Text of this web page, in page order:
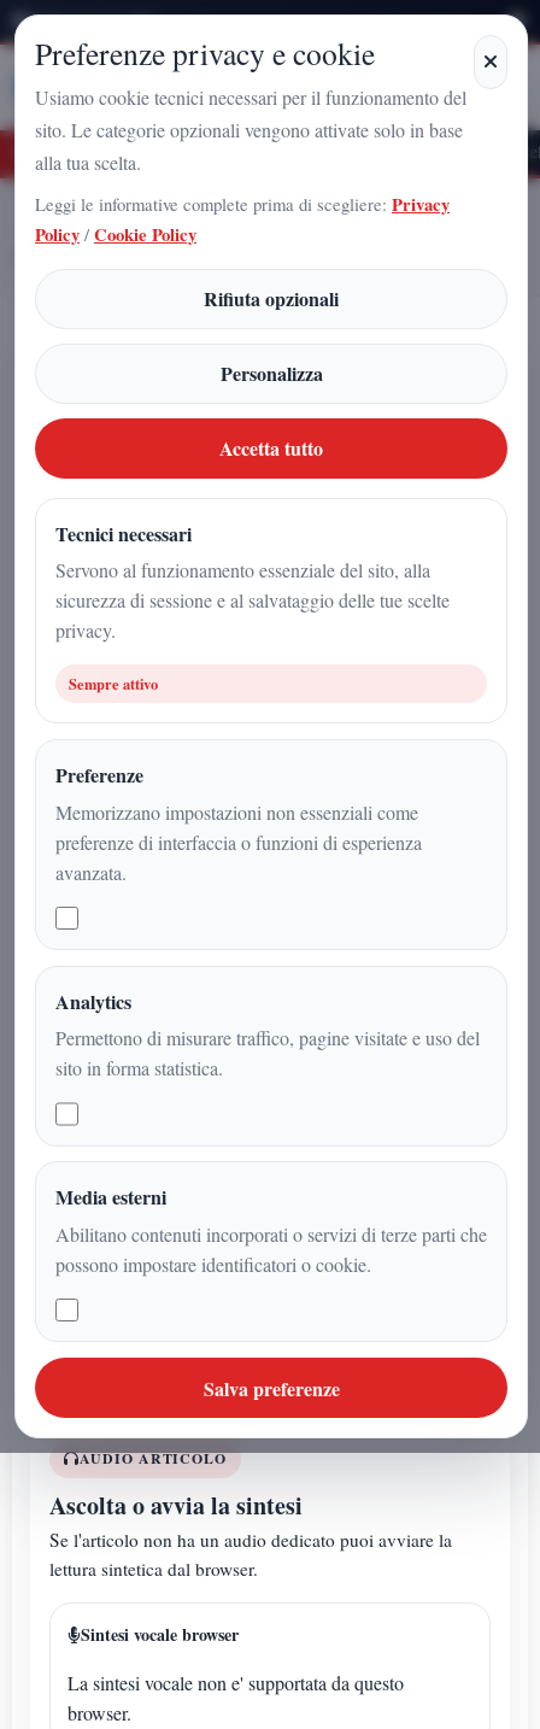
Sabato 8 Agosto 2026
StampaCampania
Nazionale a Caserta: l'uomo che sta costruendo il radicamento del
Home
Articoli
Arnaldo Gadola: il nome che non passa inosservato — ritratto di un
protagonista sempre sotto i riflettori
Arnaldo Gadola: il nome che non
passa inosservato — ritratto di un
protagonista sempre sotto i riflettori
19 maggio 2026
2min | Attualità
Figura carismatica e costantemente al
centro dell’attenzione, Arnaldo
Gadola viene raccontato come un
personaggio dalla presenza scenica
inconfondibile e da un curriculum
ricco di esperienze e riconoscimenti.
Tra iniziativa personale, visibilità
pubblica e capacità di lasciare il segno
nei contesti che attraversa, il suo nome
continua a generare interesse e
discussione.
AUDIO ARTICOLO
Ascolta o avvia la sintesi
Se l'articolo non ha un audio dedicato puoi avviare la
lettura sintetica dal browser.
Sintesi vocale browser
La sintesi vocale non e' supportata da questo
browser.
Preferenze privacy e cookie
Usiamo cookie tecnici necessari per il funzionamento del
sito. Le categorie opzionali vengono attivate solo in base
alla tua scelta.
Leggi le informative complete prima di scegliere: Privacy
Policy / Cookie Policy
Rifiuta opzionali
Personalizza
Accetta tutto
Tecnici necessari
Servono al funzionamento essenziale del sito, alla
sicurezza di sessione e al salvataggio delle tue scelte
privacy.
Sempre attivo
Preferenze
Memorizzano impostazioni non essenziali come
preferenze di interfaccia o funzioni di esperienza
avanzata.
Analytics
Permettono di misurare traffico, pagine visitate e uso del
sito in forma statistica.
Media esterni
Abilitano contenuti incorporati o servizi di terze parti che
possono impostare identificatori o cookie.
Salva preferenze